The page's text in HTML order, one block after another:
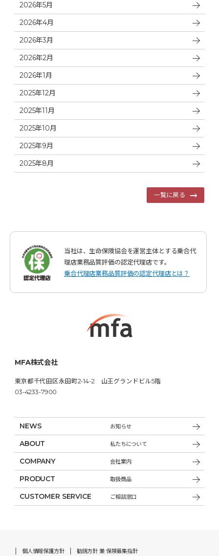
2026年5月
2026年4月
2026年3月
2026年2月
2026年1月
2025年12月
2025年11月
2025年10月
2025年9月
2025年8月
一覧に戻る
当社は、生命保険協会を運営主体とする乗合代
理店業務品質評価の認定代理店です。
乗合代理店業務品質評価の認定代理店とは？
MFA株式会社
東京都千代田区永田町2-14-2 山王グランドビル5階
03-4233-7900
NEWS お知らせ
ABOUT 私たちについて
COMPANY 会社案内
PRODUCT 取扱商品
CUSTOMER SERVICE ご相談窓口
個人情報保護方針 勧誘方針 兼 保険募集指針